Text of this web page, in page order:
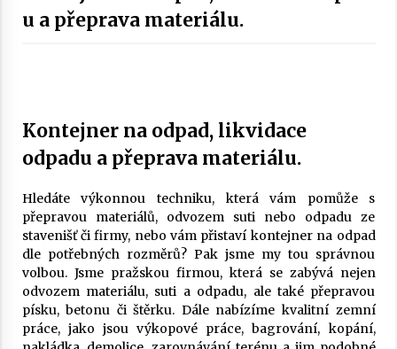
u a přeprava materiálu.
Kontejner na odpad, likvidace
odpadu a přeprava materiálu.
Hledáte výkonnou techniku, která vám pomůže s
přepravou materiálů, odvozem suti nebo odpadu ze
stavenišť či firmy, nebo vám přistaví kontejner na odpad
dle potřebných rozměrů? Pak jsme my tou správnou
volbou. Jsme pražskou firmou, která se zabývá nejen
odvozem materiálu, suti a odpadu, ale také přepravou
písku, betonu či štěrku. Dále nabízíme kvalitní zemní
práce, jako jsou výkopové práce, bagrování, kopání,